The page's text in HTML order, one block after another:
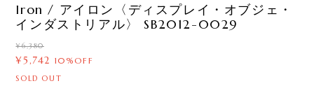
Iron / アイロン〈ディスプレイ・オブジェ・
インダストリアル〉 SB2012-0029
¥6,380
¥5,742 10%OFF
SOLD OUT